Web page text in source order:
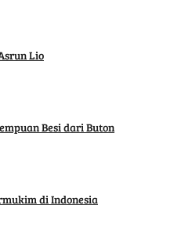
Lio
Besi dari Buton
di Indonesia